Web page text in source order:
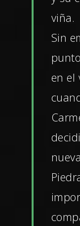
viña.
Sin
en el